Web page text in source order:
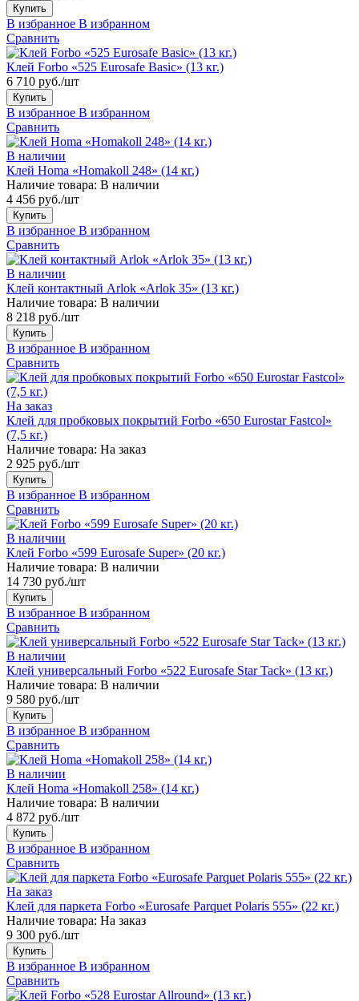
Купить
В избранное В избранном
Сравнить
Клей Forbo «525 Eurosafe Basic» (13 кг.)
6 710 руб./шт
Купить
В избранное В избранном
Сравнить
В наличии
Клей Homa «Homakoll 248» (14 кг.)
Наличие товара: В наличии
4 456 руб./шт
Купить
В избранное В избранном
Сравнить
В наличии
Клей контактный Arlok «Arlok 35» (13 кг.)
Наличие товара: В наличии
8 218 руб./шт
Купить
В избранное В избранном
Сравнить
На заказ
Клей для пробковых покрытий Forbo «650 Eurostar Fastcol»
(7,5 кг.)
Наличие товара: На заказ
2 925 руб./шт
Купить
В избранное В избранном
Сравнить
В наличии
Клей Forbo «599 Eurosafe Super» (20 кг.)
Наличие товара: В наличии
14 730 руб./шт
Купить
В избранное В избранном
Сравнить
В наличии
Клей универсальный Forbo «522 Eurosafe Star Tack» (13 кг.)
Наличие товара: В наличии
9 580 руб./шт
Купить
В избранное В избранном
Сравнить
В наличии
Клей Homa «Homakoll 258» (14 кг.)
Наличие товара: В наличии
4 872 руб./шт
Купить
В избранное В избранном
Сравнить
На заказ
Клей для паркета Forbo «Eurosafe Parquet Polaris 555» (22 кг.)
Наличие товара: На заказ
9 300 руб./шт
Купить
В избранное В избранном
Сравнить